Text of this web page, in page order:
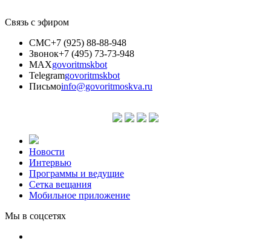
Связь с эфиром
СМС+7 (925) 88-88-948
Звонок+7 (495) 73-73-948
MAXgovoritmskbot
Telegramgovoritmskbot
Письмоinfo@govoritmoskva.ru
Новости
Интервью
Программы и ведущие
Сетка вещания
Мобильное приложение
Мы в соцсетях